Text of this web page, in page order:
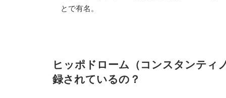
とで有名。
ヒッポドローム（コンスタンティ
録されているの？